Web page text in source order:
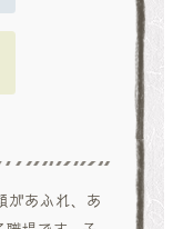
があふれ、あ